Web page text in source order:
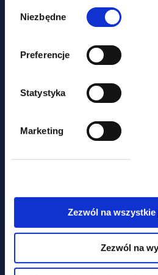
zgody
Niezbędne
Preferencje
Statystyka
Marketing
Zezwól na
Zezwól na
aktualności